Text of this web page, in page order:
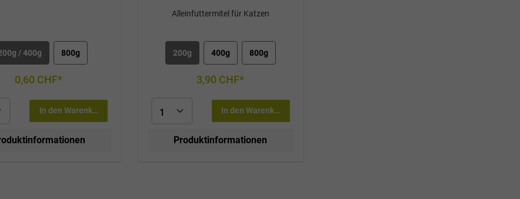
/ 400g 800g
0,60 CHF*
In den Warenkorb
Alleinfuttermitel für Katzen
200g 400g 800g
3,90 CHF*
In den Warenkorb
Produktinformationen